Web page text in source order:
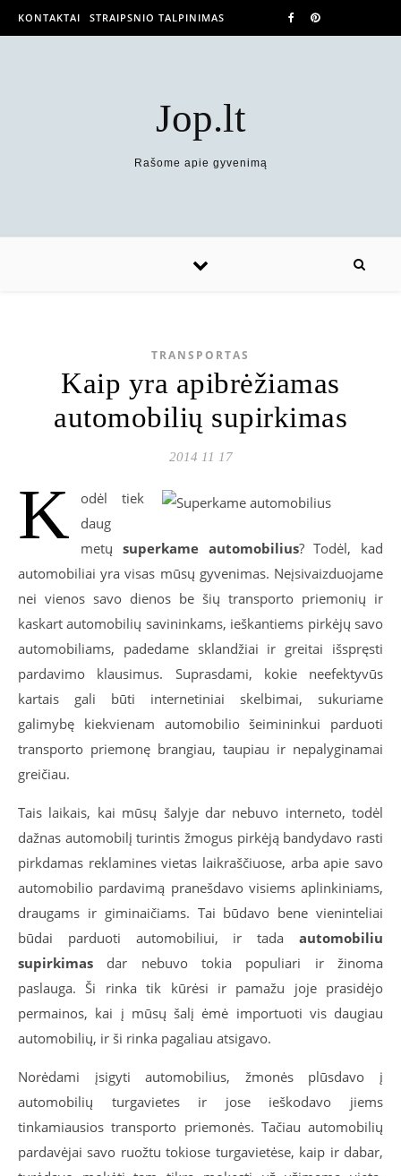
KONTAKTAI STRAIPSNIO TALPINIMAS
Jop.lt
Rašome apie gyvenimą
TRANSPORTAS
Kaip yra apibrėžiamas
automobilių supirkimas
2014 11 17
K
odėl tiek
daug
metų superkame automobilius? Todėl, kad
automobiliai yra visas mūsų gyvenimas. Neįsivaizduojame
nei vienos savo dienos be šių transporto priemonių ir
kaskart automobilių savininkams, ieškantiems pirkėjų savo
automobiliams, padedame sklandžiai ir greitai išspręsti
pardavimo klausimus. Suprasdami, kokie neefektyvūs
kartais gali būti internetiniai skelbimai, sukuriame
galimybę kiekvienam automobilio šeimininkui parduoti
transporto priemonę brangiau, taupiau ir nepalyginamai
greičiau.
Tais laikais, kai mūsų šalyje dar nebuvo interneto, todėl
dažnas automobilį turintis žmogus pirkėją bandydavo rasti
pirkdamas reklamines vietas laikraščiuose, arba apie savo
automobilio pardavimą pranešdavo visiems aplinkiniams,
draugams ir giminaičiams. Tai būdavo bene vieninteliai
būdai parduoti automobiliui, ir tada automobiliu
supirkimas dar nebuvo tokia populiari ir žinoma
paslauga. Ši rinka tik kūrėsi ir pamažu joje prasidėjo
permainos, kai į mūsų šalį ėmė importuoti vis daugiau
automobilių, ir ši rinka pagaliau atsigavo.
Norėdami įsigyti automobilius, žmonės plūsdavo į
automobilių turgavietes ir jose ieškodavo jiems
tinkamiausios transporto priemonės. Tačiau automobilių
pardavėjai savo ruožtu tokiose turgavietėse, kaip ir dabar,